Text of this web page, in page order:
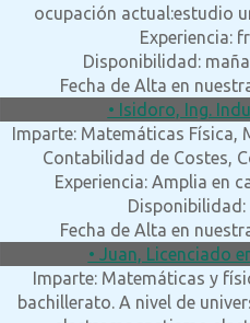
ocupación actual:estudio
Experiencia:
Disponibilidad:
Fecha de Alta en
• Isidoro, Ing.
Imparte: Matemáticas Física,
Contabilidad de Costes,
Experiencia: Amplia en
Fecha de Alta en
• Juan, Licenciado
Imparte: Matemáticas y
bachillerato. A nivel de